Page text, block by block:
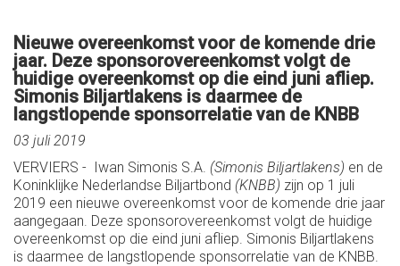
Nieuwe overeenkomst voor de komende drie
jaar. Deze sponsorovereenkomst volgt de
huidige overeenkomst op die eind juni afliep.
Simonis Biljartlakens is daarmee de
langstlopende sponsorrelatie van de KNBB
03 juli 2019
VERVIERS - Iwan Simonis S.A. (Simonis Biljartlakens) en de
Koninklijke Nederlandse Biljartbond (KNBB) zijn op 1 juli
2019 een nieuwe overeenkomst voor de komende drie jaar
aangegaan. Deze sponsorovereenkomst volgt de huidige
overeenkomst op die eind juni afliep. Simonis Biljartlakens
is daarmee de langstlopende sponsorrelatie van de KNBB.